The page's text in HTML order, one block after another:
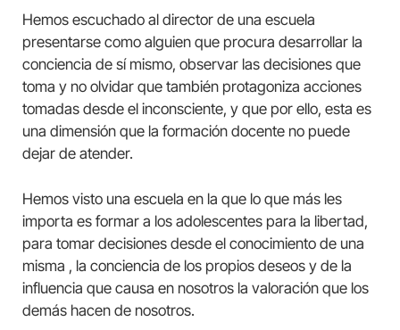
Hemos escuchado al director de una escuela
presentarse como alguien que procura desarrollar la
conciencia de sí mismo, observar las decisiones que
toma y no olvidar que también protagoniza acciones
tomadas desde el inconsciente, y que por ello, esta es
una dimensión que la formación docente no puede
dejar de atender.
Hemos visto una escuela en la que lo que más les
importa es formar a los adolescentes para la libertad,
para tomar decisiones desde el conocimiento de una
misma , la conciencia de los propios deseos y de la
influencia que causa en nosotros la valoración que los
demás hacen de nosotros.